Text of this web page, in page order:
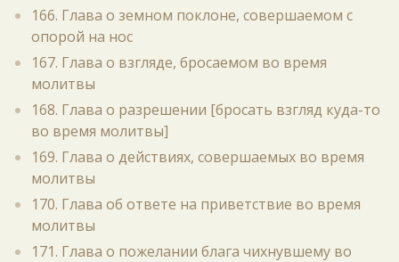
166. Глава о земном поклоне, совершаемом с
опорой на нос
167. Глава о взгляде, бросаемом во время
молитвы
168. Глава о разрешении [бросать взгляд куда-то
во время молитвы]
169. Глава о действиях, совершаемых во время
молитвы
170. Глава об ответе на приветствие во время
молитвы
171. Глава о пожелании блага чихнувшему во